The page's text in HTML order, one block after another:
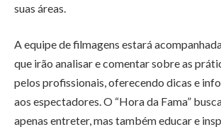
suas áreas.
A equipe de filmagens estará
que irão analisar e comentar sobre as
pelos profissionais, oferecendo dicas e
aos espectadores. O “Hora da Fama”
apenas entreter, mas também educar e